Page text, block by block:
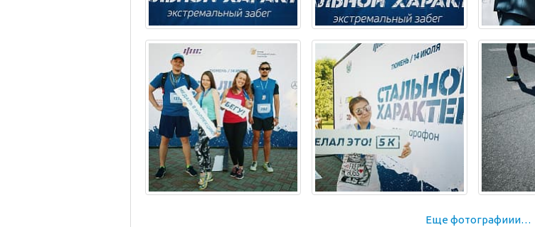
Еще фотографиии…